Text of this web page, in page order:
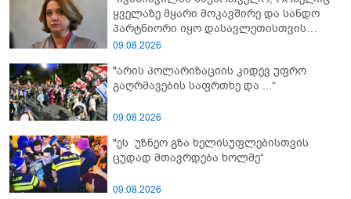
ფინანსურ სტაბილურობას“ - ხატია
დეკანოიძე
ყველაზე მყარი მოკავშირე და სანდო
პარტნიორი იყო დასავლეთისთვის
რეგიონში, რუსეთის და ირანის
სამრეცხაოდ აქცია"
09.08.2026
"არის პოლარიზაციის კიდევ უფრო
გაღრმავების საფრთხე და ...“
09.08.2026
"ეს უზნეო გზა ხელისუფლებისთვის
ცუდად მთავრდება ხოლმე“
09.08.2026